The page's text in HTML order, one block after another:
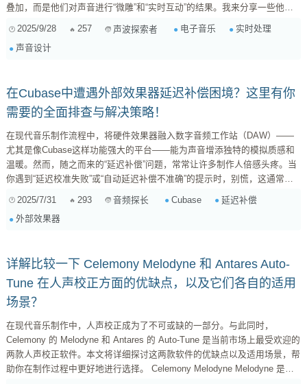
叠加，而是他们对声音进行“微雕”和“实时互动”的结果。我来分享一些他们
能让被强化的频率变得更加突出和“有声”。高手们会将滤波器与自动化
2025/9/28 257 声波探索者 电子音乐
实时处理
声音设计
在Cubase中遭遇外部效果器延迟补偿困境？这里有你
需要的全面排查与解决策略！
在现代音乐制作流程中，将硬件效果器融入数字音频工作站（DAW）——
尤其是像Cubase这样功能强大的平台——能为声音增添独特的模拟质感和
温暖。然而，随之而来的“延迟补偿”问题，常常让许多制作人倍感头疼。当
你遇到“延迟校准失败”或“自动延迟补偿不准确”的提示时，别慌，这通常不
问题。今天，我们就来深入剖析这些恼人的延迟问题，并提供一套行之有效
的排查与解决策略。 理解延迟补偿的核心：为什么它如此重要？ 想象一
2025/7/31 293 音频探长 Cubase
延迟补偿
外部效果器
详解比较一下 Celemony Melodyne 和 Antares Auto-
Tune 在人声校正方面的优缺点，以及它们各自的适用
场景？
在现代音乐制作中，人声校正成为了不可或缺的一部分。与此同时，
Celemony 的 Melodyne 和 Antares 的 Auto-Tune 是当前市场上最受欢迎的
两款人声校正软件。本文将详细探讨这两款软件的优缺点以及适用场景，帮
助你在制作过程中更好地进行选择。 Celemony Melodyne Melodyne 是一